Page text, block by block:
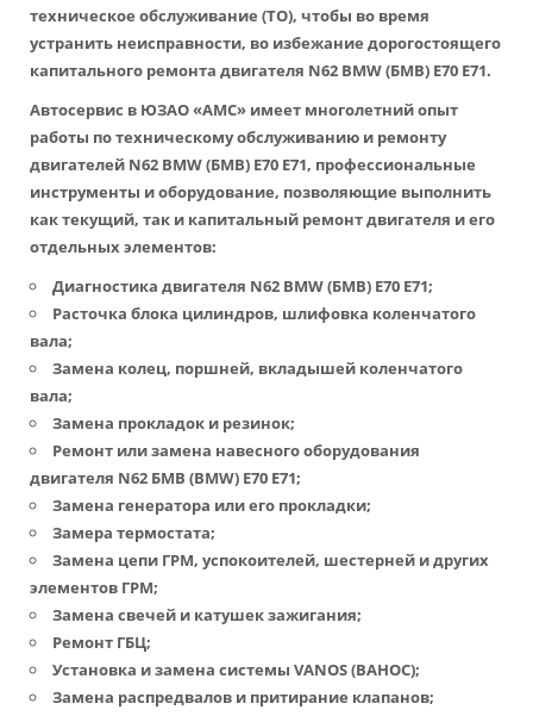
техническое обслуживание (ТО), чтобы во время
устранить неисправности, во избежание дорогостоящего
капитального ремонта двигателя N62 BMW (БМВ) Е70 Е71.
Автосервис в ЮЗАО «АМС» имеет многолетний опыт
работы по техническому обслуживанию и ремонту
двигателей N62 BMW (БМВ) Е70 Е71, профессиональные
инструменты и оборудование, позволяющие выполнить
как текущий, так и капитальный ремонт двигателя и его
отдельных элементов:
Диагностика двигателя N62 BMW (БМВ) Е70 Е71;
Расточка блока цилиндров, шлифовка коленчатого
вала;
Замена колец, поршней, вкладышей коленчатого
вала;
Замена прокладок и резинок;
Ремонт или замена навесного оборудования
двигателя N62 БМВ (BMW) Е70 Е71;
Замена генератора или его прокладки;
Замера термостата;
Замена цепи ГРМ, успокоителей, шестерней и других
элементов ГРМ;
Замена свечей и катушек зажигания;
Ремонт ГБЦ;
Установка и замена системы VANOS (ВАНОС);
Замена распредвалов и притирание клапанов;